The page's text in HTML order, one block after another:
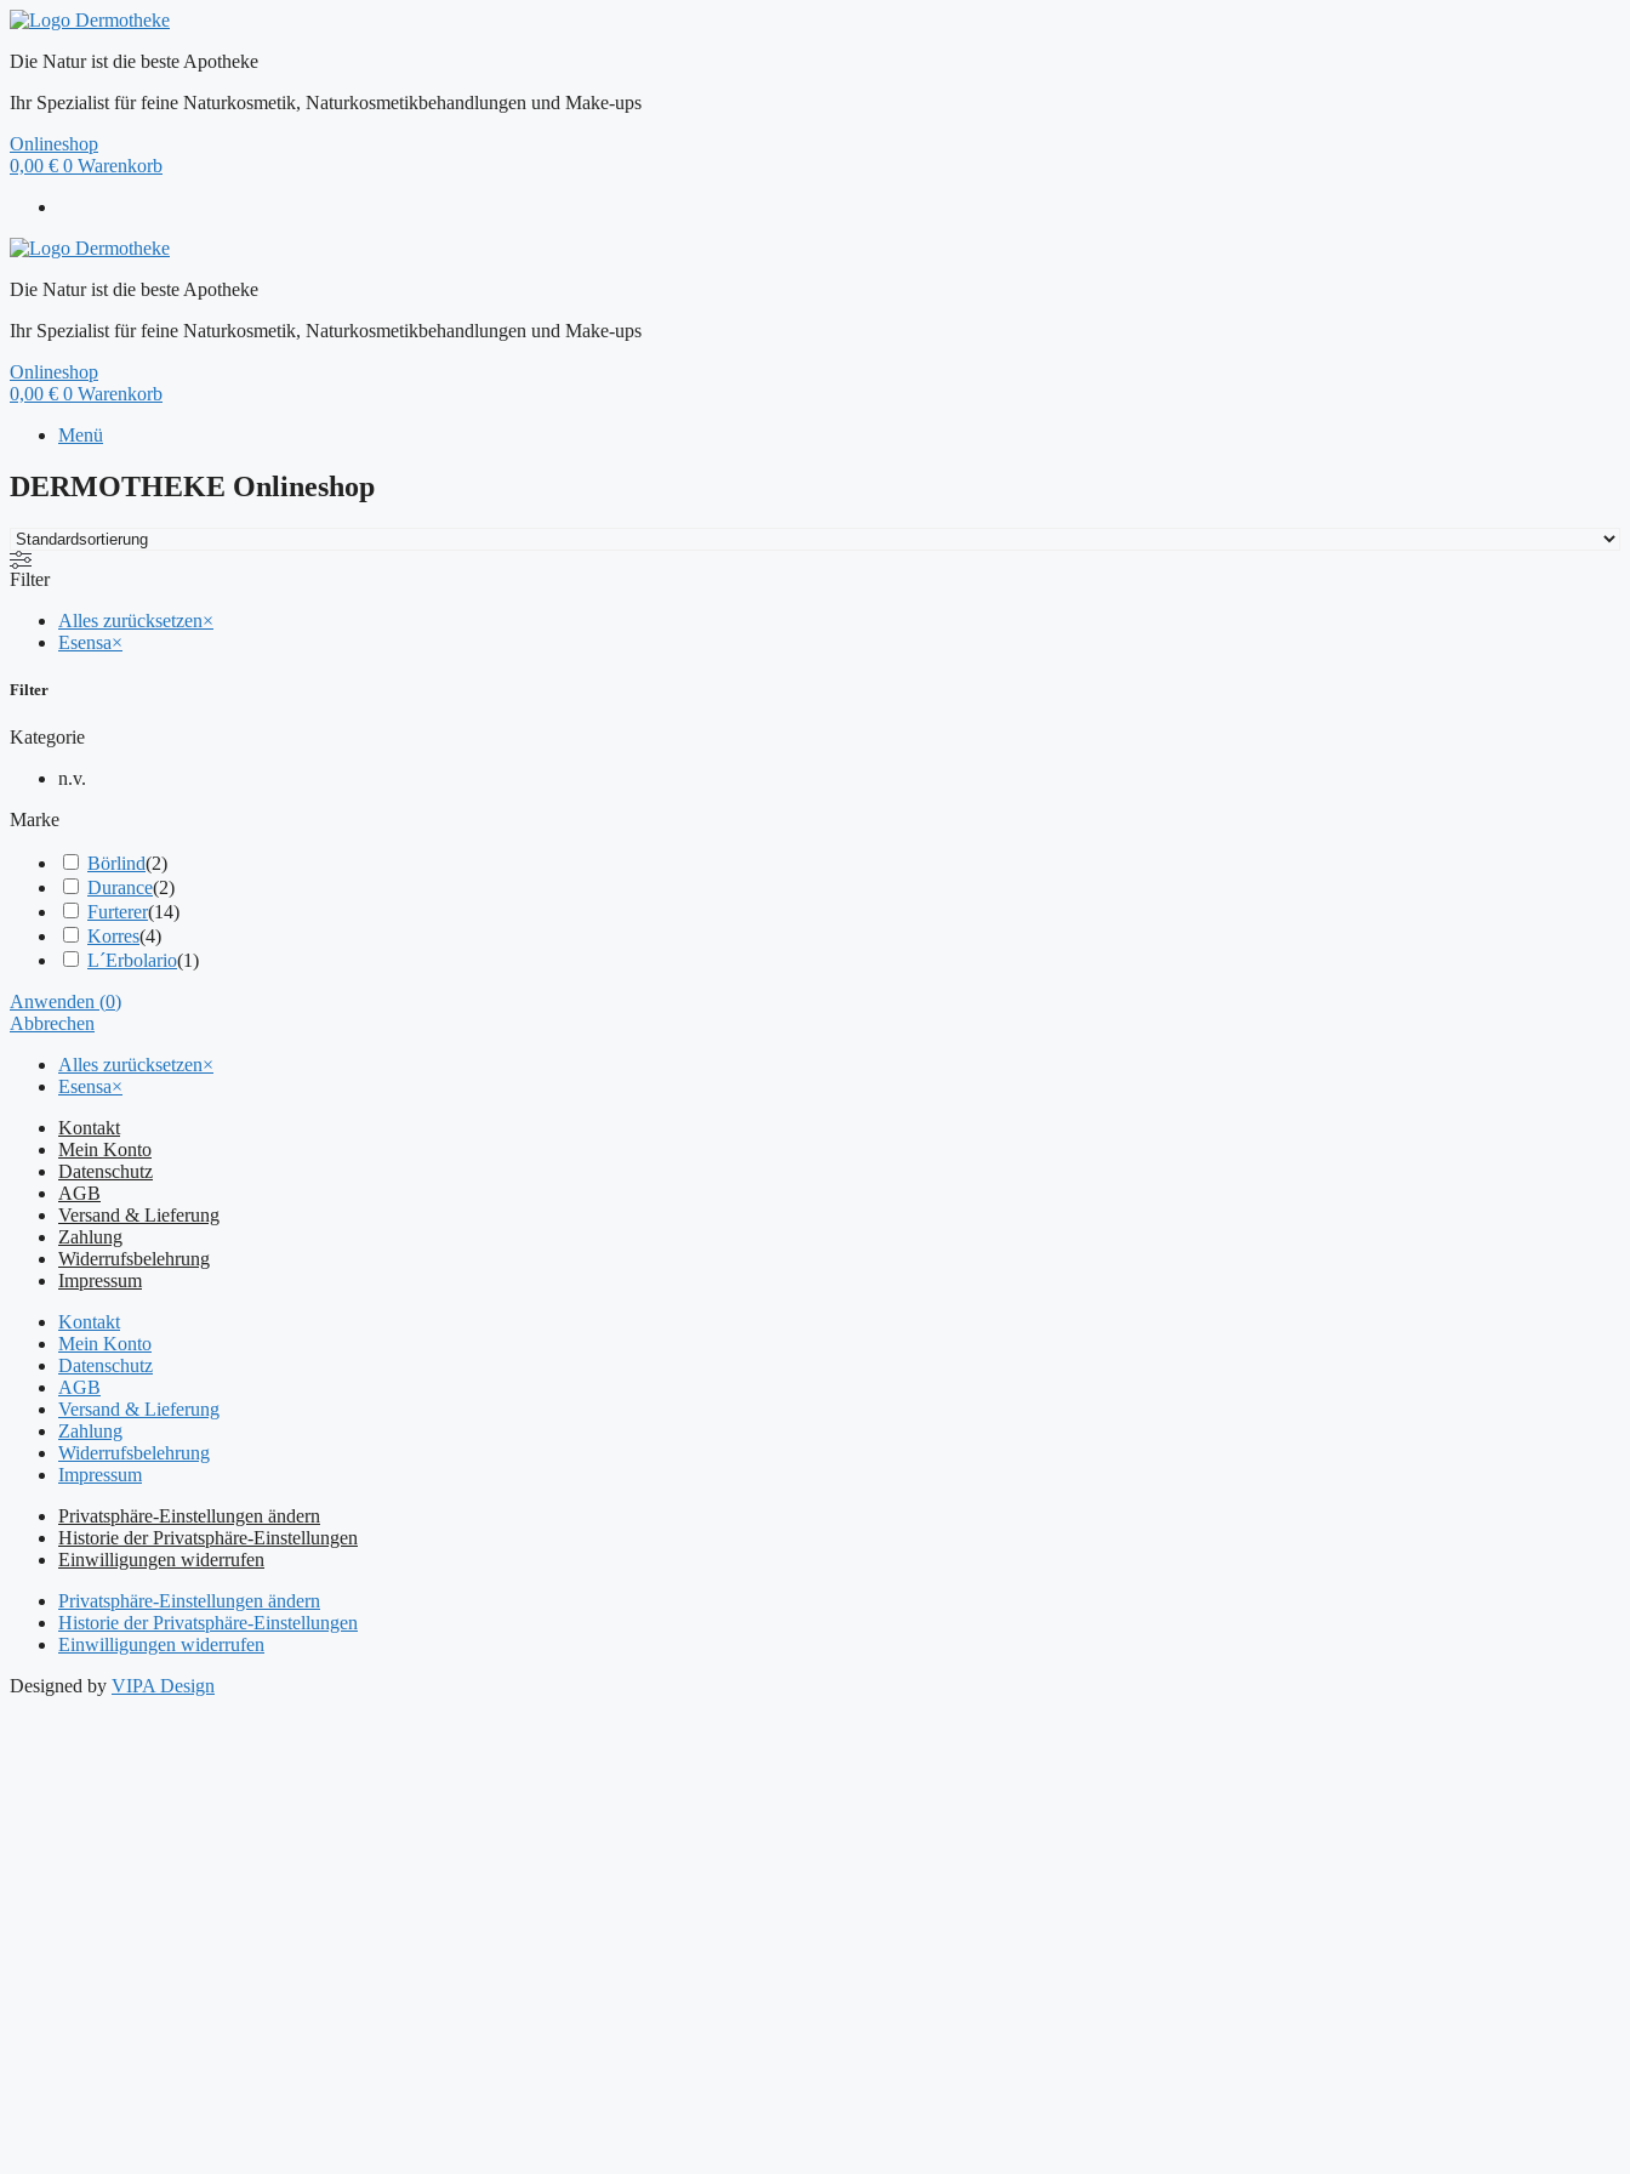
Zum
springen
Die Natur ist die beste Apotheke
Ihr Spezialist für feine Naturkosmetik, Naturkosmetikbehandlungen und Make-ups
Onlineshop
0,00 € 0 Warenkorb
Die Natur ist die beste Apotheke
Ihr Spezialist für feine Naturkosmetik, Naturkosmetikbehandlungen und Make-ups
Onlineshop
0,00 € 0 Warenkorb
Menü
DERMOTHEKE Onlineshop
Filter
Alles zurücksetzen×
Esensa×
Filter
Kategorie
n.v.
Marke
Börlind(2)
Durance(2)
Furterer(14)
Korres(4)
L´Erbolario(1)
Anwenden (0)
Abbrechen
Alles zurücksetzen×
Esensa×
Kontakt
Mein Konto
Datenschutz
AGB
Versand & Lieferung
Zahlung
Widerrufsbelehrung
Impressum
Kontakt
Mein Konto
Datenschutz
AGB
Versand & Lieferung
Zahlung
Widerrufsbelehrung
Impressum
Privatsphäre-Einstellungen ändern
Historie der Privatsphäre-Einstellungen
Einwilligungen widerrufen
Privatsphäre-Einstellungen ändern
Historie der Privatsphäre-Einstellungen
Einwilligungen widerrufen
Designed by VIPA Design